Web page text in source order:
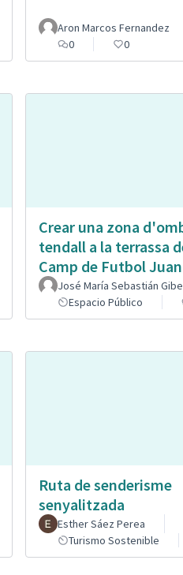
Aron Marcos Fernandez
0
0
Crear una zona
tendall a la terrassa
Camp de Futbol
José María Sebastián
Espacio Público
Ruta de senderisme
senyalitzada
Esther Sáez Perea
Turismo Sostenible